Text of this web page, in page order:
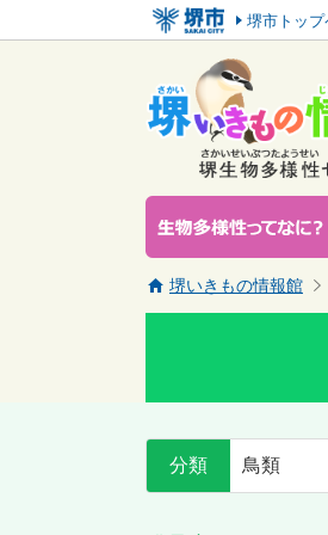
堺市トップ
堺いきもの情報館
分類 鳥類